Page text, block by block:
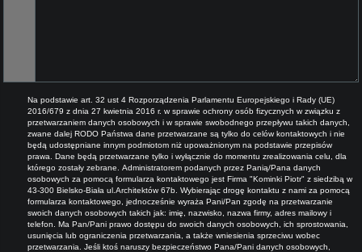
Na podstawie art. 32 ust 4 Rozporządzenia Parlamentu Europejskiego i Rady (UE)
2016/679 z dnia 27 kwietnia 2016 r. w sprawie ochrony osób fizycznych w związku z
przetwarzaniem danych osobowych i w sprawie swobodnego przepływu takich danych,
zwane dalej RODO Państwa dane przetwarzane są tylko do celów kontaktowych i nie
będą udostępniane innym podmiotom niż upoważnionym na podstawie przepisów
prawa. Dane będą przetwarzane tylko i wyłącznie do momentu zrealizowania celu, dla
którego zostały zebrane. Administratorem podanych przez Panią/Pana danych
osobowych za pomocą formularza kontaktowego jest Firma "Kominki Piotr" z siedzibą w
43-300 Bielsko-Biała ul.Architektów 67b. Wybierając drogę kontaktu z nami za pomocą
formularza kontaktowego, jednocześnie wyraża Pani/Pan zgodę na przetwarzanie
swoich danych osobowych takich jak: imię, nazwisko, nazwa firmy, adres mailowy i
telefon. Ma Pan/Pani prawo dostępu do swoich danych osobowych, ich sprostowania,
usunięcia lub ograniczenia przetwarzania, a także wniesienia sprzeciwu wobec
przetwarzania. Jeśli ktoś naruszy bezpieczeństwo Pana/Pani danych osobowych,